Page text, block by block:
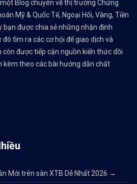
Blog chuyên về thị trường Chứng
Mỹ & Quốc Tế, Ngoại Hối, Vàng, Tiền
bạn được chia sẻ những nhận định
tìm ra các cơ hội để giao dịch và
còn được tiếp cận nguồn kiến thức dồi
kèm theo các bài hướng dẫn chất
Mới trên sàn XTB Dễ Nhất 2026 →